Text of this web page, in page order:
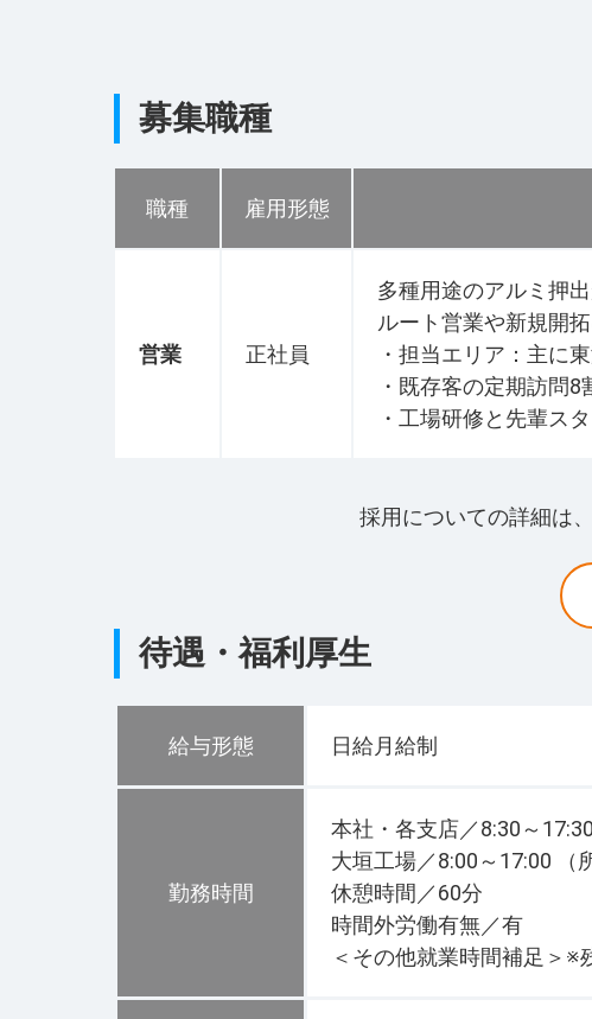
募集職種
職種 雇用形態
営業 正社員
多種用途のアルミ押
ルート営業や新規開
・担当エリア：主に
・既存客の定期訪問
・工場研修と先輩ス
採用についての詳細は
待遇・福利厚生
給与形態 日給月給制
勤務時間
本社・各支店／8:30～
大垣工場／8:00～17:00 （
休憩時間／60分
時間外労働有無／有
＜その他就業時間補足＞※